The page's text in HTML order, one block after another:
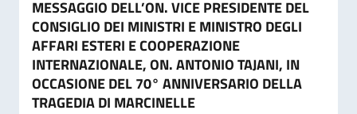
MESSAGGIO DELL’ON. VICE PRESIDENTE DEL
CONSIGLIO DEI MINISTRI E MINISTRO DEGLI
AFFARI ESTERI E COOPERAZIONE
INTERNAZIONALE, ON. ANTONIO TAJANI, IN
OCCASIONE DEL 70° ANNIVERSARIO DELLA
TRAGEDIA DI MARCINELLE